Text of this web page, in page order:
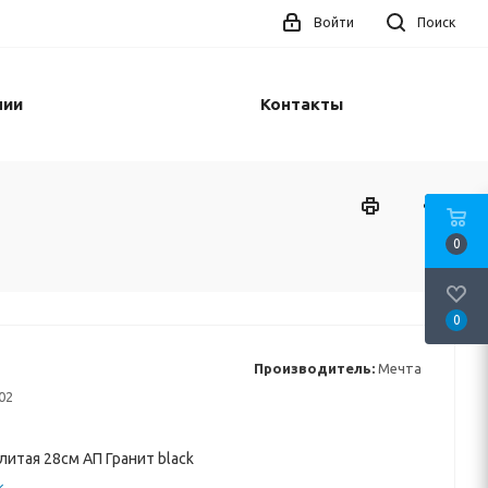
Поиск
Войти
Контакты
Производитель: Мечта
28см АП Гранит black
0
0